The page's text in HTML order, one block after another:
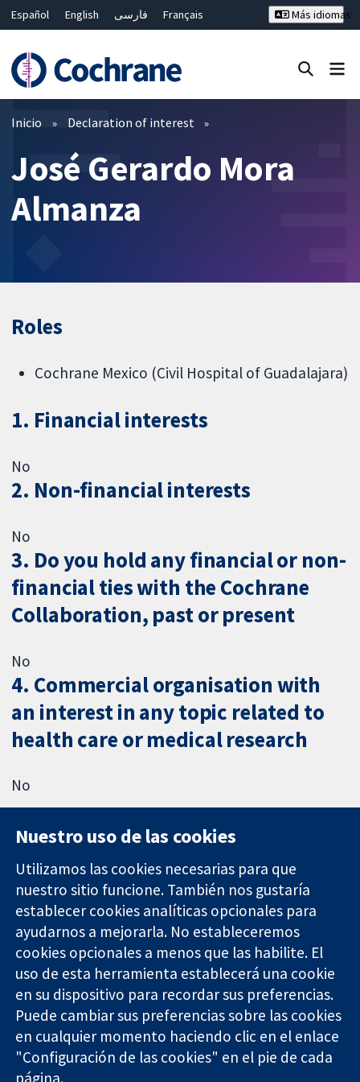
Español English فارسی
Français
Bahasa Malaysia
ไทย 繁體中文
Más idiomas
Filtros
Inicio Declaration of interest
José Gerardo Mora
Almanza
Roles
Cochrane Mexico (Civil Hospital of Guadalajara)
1. Financial interests
No
2. Non-financial interests
No
3. Do you hold any financial or non-
financial ties with the Cochrane
Collaboration, past or present
No
4. Commercial organisation with
an interest in any topic related to
health care or medical research
No
Evidencia fiable.
Decisiones
informadas.
Mejor salud.
11-13 Cavendish
Square
Londres
W1G 0AN
Reino Unido
Contacto
Noticias
Prensa
Sobre
nosotros
Empleo
Cochrane
Library
Nuestro uso de las cookies
Utilizamos las cookies necesarias para que
nuestro sitio funcione. También nos gustaría
establecer cookies analíticas opcionales para
ayudarnos a mejorarla. No estableceremos
cookies opcionales a menos que las habilite. El
uso de esta herramienta establecerá una cookie
en su dispositivo para recordar sus preferencias.
Puede cambiar sus preferencias sobre las cookies
en cualquier momento haciendo clic en el enlace
"Configuración de las cookies" en el pie de cada
página.